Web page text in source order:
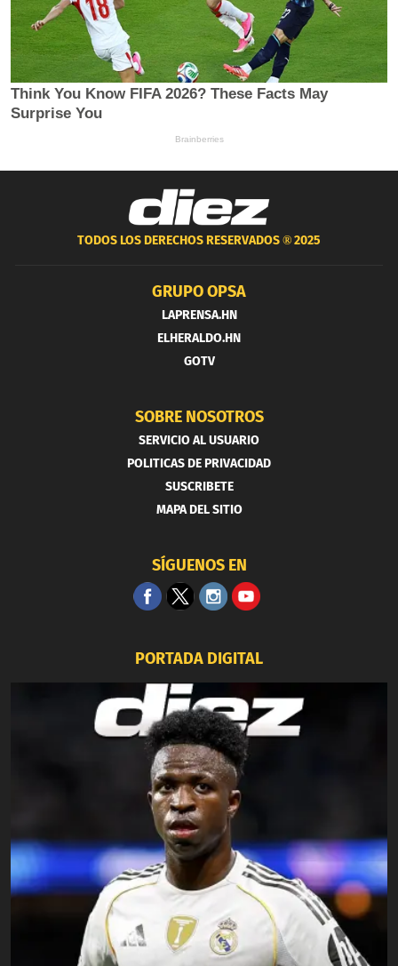
TODOS LOS DERECHOS RESERVADOS ®2025
GRUPO OPSA
LAPRENSA.HN
ELHERALDO.HN
GOTV
SOBRE NOSOTROS
SERVICIO AL USUARIO
POLITICAS DE PRIVACIDAD
SUSCRIBETE
MAPA DEL SITIO
SÍGUENOS EN
PORTADA DIGITAL